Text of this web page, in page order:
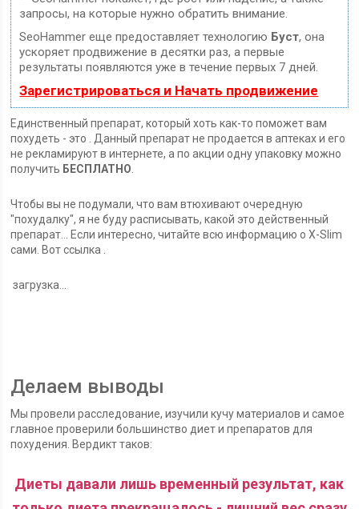
запросы, на которые нужно обратить внимание.
SeoHammer еще предоставляет технологию Буст, она
ускоряет продвижение в десятки раз, а первые
результаты появляются уже в течение первых 7 дней.
Зарегистрироваться и Начать продвижение
Единственный препарат, который хоть как-то поможет вам
похудеть - это . Данный препарат не продается в аптеках и его
не рекламируют в интернете, а по акции одну упаковку можно
получить БЕСПЛАТНО.
Чтобы вы не подумали, что вам втюхивают очередную
"похудалку", я не буду расписывать, какой это действенный
препарат... Если интересно, читайте всю информацию о X-Slim
сами. Вот ссылка .
загрузка...
Делаем выводы
Мы провели расследование, изучили кучу материалов и самое
главное проверили большинство диет и препаратов для
похудения. Вердикт таков:
Диеты давали лишь временный результат, как